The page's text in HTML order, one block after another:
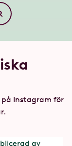
på Instagram för